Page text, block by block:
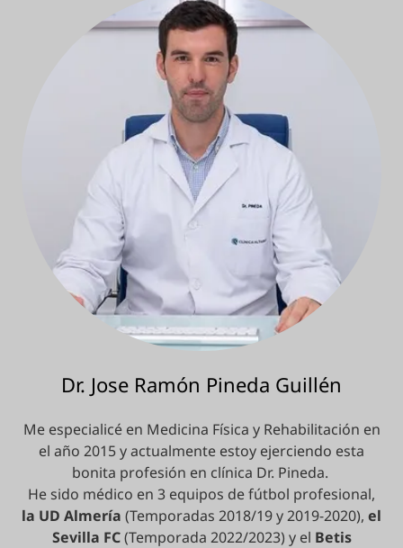
Dr. Jose Ramón Pineda Guillén
Me especialicé en Medicina Física y Rehabilitación en
el año 2015 y actualmente estoy ejerciendo esta
bonita profesión en clínica Dr. Pineda.
He sido médico en 3 equipos de fútbol profesional,
la UD Almería (Temporadas 2018/19 y 2019-2020), el
Sevilla FC(Temporada 2022/2023) y el Betis